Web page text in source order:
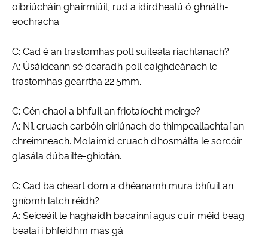
oibriúcháin ghairmiúil, rud a idirdhealú ó ghnáth-
eochracha.
C: Cad é an trastomhas poll suiteála riachtanach?
A: Úsáideann sé dearadh poll caighdeánach le
trastomhas gearrtha 22.5mm.
C: Cén chaoi a bhfuil an friotaíocht meirge?
A: Níl cruach carbóin oiriúnach do thimpeallachtaí an-
chreimneach. Molaimid cruach dhosmálta le sorcóir
glasála dúbailte-ghiotán.
C: Cad ba cheart dom a dhéanamh mura bhfuil an
gníomh latch réidh?
A: Seiceáil le haghaidh bacainní agus cuir méid beag
bealaí i bhfeidhm más gá.